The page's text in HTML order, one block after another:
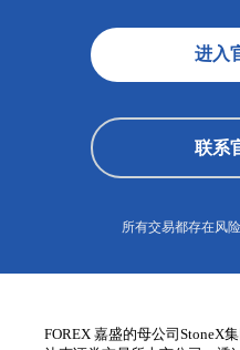
进入
联系
所有交易都存在风
FOREX 嘉盛的母公司StoneX